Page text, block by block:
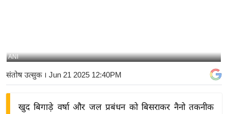
र्रा
ष्ट्री
य
ANI
संतोष उत्सुक। Jun 21 2025 12:40PM
खुद बिगाड़े वर्षा और जल प्रबंधन को बिसराकर नैनो तकनीक